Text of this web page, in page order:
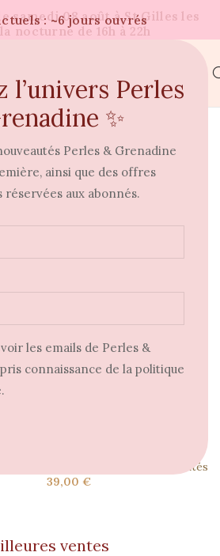
l’univers Perles
✨
Perles & Grenadine
ainsi que des offres
réservées aux abonnés.
les emails de Perles &
connaissance de la politique
: ~6 jours ouvrés
title text example
Nouveautés
39,00 €
ventes